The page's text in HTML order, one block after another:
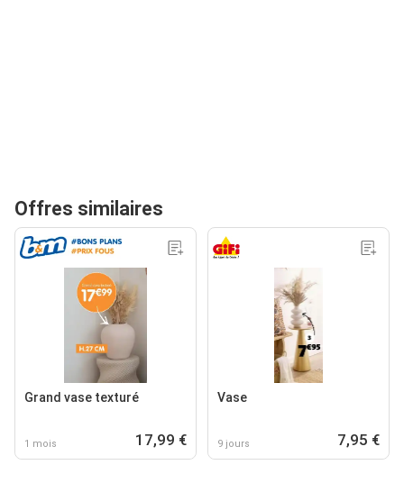
Offres similaires
Grand vase texturé
1 mois 17,99 €
Vase
9 jours 7,95 €